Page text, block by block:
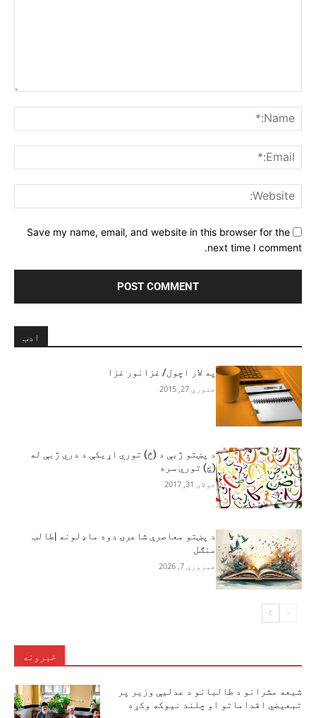
Save my name, email, and website in this browser for the
next time I comment.
ادب
په لار اچول/ غزانور غزا
جنوري 27, 2015
د پښتو ژبې د (څ) توري اړیکې د دري ژبې له
(چ) توري سره
جولای 31, 2017
د پښتو معاصرې شاعرۍ دوه ماډلونه |طالب
منګل
فبروري 7, 2026
خبرونه
شیعه مشرانو د طالبانو د عدلیې وزیر پر
تبعیضي اقداماتو او چلند نیوکه وکړه